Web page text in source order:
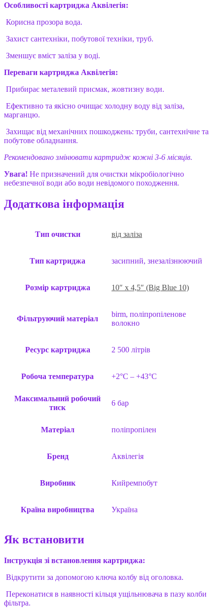
Особливості картриджа Аквілегія:
Корисна прозора вода.
Захист сантехніки, побутової техніки, труб.
Зменшує вміст заліза у воді.
Переваги картриджа Аквілегія:
Прибирає металевий присмак, жовтизну води.
Ефективно та якісно очищає холодну воду від заліза,
марганцю.
Захищає від механічних пошкоджень: труби, сантехнічне та
побутове обладнання.
Рекомендовано змінювати картридж кожні 3-6 місяців.
Увага! Не призначений для очистки мікробіологічно
небезпечної води або води невідомого походження.
Додаткова інформація
Тип очистки від заліза
Тип картриджа засипний, знезалізнюючий
Розмір картриджа 10″ x 4,5″ (Big Blue 10)
Фільтруючий матеріал
birm, поліпропіленове
волокно
Ресурс картриджа 2 500 літрів
Робоча температура +2°C – +43°C
Максимальний робочий
тиск
6 бар
Матеріал поліпропілен
Бренд Аквілегія
Виробник Кийремпобут
Країна виробництва Україна
Як встановити
Інструкція зі встановлення картриджа:
Відкрутити за допомогою ключа колбу від оголовка.
Переконатися в наявності кільця ущільнювача в пазу колби
фільтра.